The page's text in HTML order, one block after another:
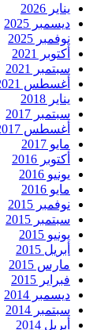
يناير 2026
ديسمبر 2025
نوفمبر 2025
أكتوبر 2021
سبتمبر 2021
أغسطس 2021
يناير 2018
سبتمبر 2017
أغسطس 2017
مايو 2017
أكتوبر 2016
يونيو 2016
مايو 2016
نوفمبر 2015
سبتمبر 2015
يونيو 2015
أبريل 2015
مارس 2015
فبراير 2015
ديسمبر 2014
سبتمبر 2014
أبريل 2014